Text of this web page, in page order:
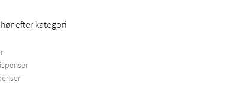
efter kategori